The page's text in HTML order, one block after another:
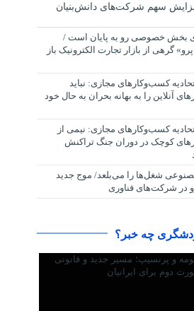
سهم شرکت‌های دانش‌بنیان
بخش خصوصی رو به پایان است /
گرهی از بازار تجارت الکترونیک باز
کسب‌وکارهای مجازی: نباید
آنلاین را به بهانه بحران به حال خود
کسب‌وکارهای مجازی: نیمی از
کوچک در دوران جنگ‌ تراکنش
شغل‌ها را می‌بلعد/ موج جدید
در شرکت‌های فناوری
چه خبر؟